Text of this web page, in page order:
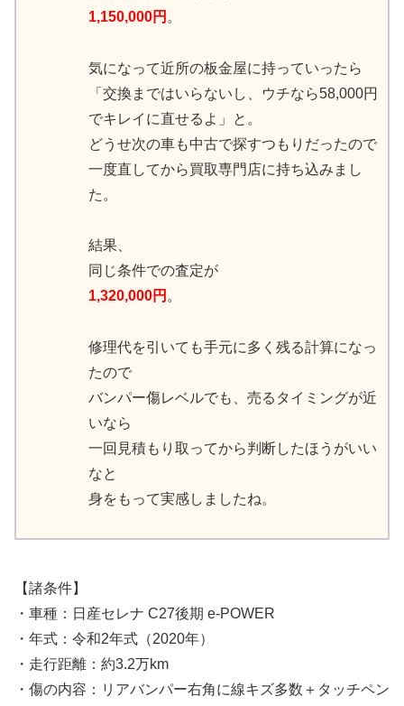
1,150,000円 。
気になって近所の板金屋に持っていったら
「交換まではいらないし、ウチなら58,000円
でキレイに直せるよ」と。
どうせ次の車も中古で探すつもりだったので
一度直してから買取専門店に持ち込みまし
た。
結果、
同じ条件での査定が
1,320,000円 。
修理代を引いても手元に多く残る計算になっ
たので
バンパー傷レベルでも、売るタイミングが近
いなら
一回見積もり取ってから判断したほうがいい
なと
身をもって実感しましたね。
【諸条件】
・車種：日産セレナ C27後期 e-POWER
・年式：令和2年式（2020年）
・走行距離：約3.2万km
・傷の内容：リアバンパー右角に線キズ多数＋タッチペン